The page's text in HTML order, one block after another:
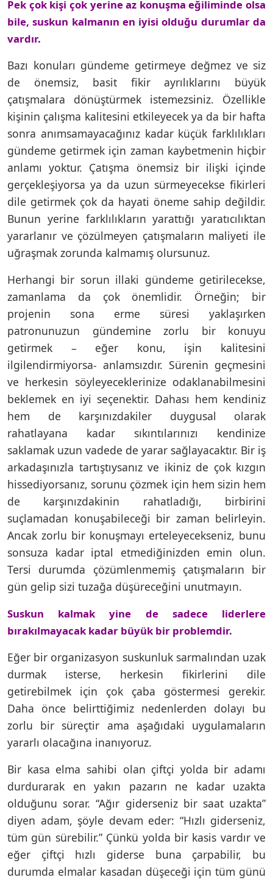
Pek çok kişi çok yerine az konuşma eğiliminde olsa
bile, suskun kalmanın en iyisi olduğu durumlar da
vardır.
Bazı konuları gündeme getirmeye değmez ve siz
de önemsiz, basit fikir ayrılıklarını büyük
çatışmalara dönüştürmek istemezsiniz. Özellikle
kişinin çalışma kalitesini etkileyecek ya da bir hafta
sonra anımsamayacağınız kadar küçük farklılıkları
gündeme getirmek için zaman kaybetmenin hiçbir
anlamı yoktur. Çatışma önemsiz bir ilişki içinde
gerçekleşiyorsa ya da uzun sürmeyecekse fikirleri
dile getirmek çok da hayati öneme sahip değildir.
Bunun yerine farklılıkların yarattığı yaratıcılıktan
yararlanır ve çözülmeyen çatışmaların maliyeti ile
uğraşmak zorunda kalmamış olursunuz.
Herhangi bir sorun illaki gündeme getirilecekse,
zamanlama da çok önemlidir. Örneğin; bir
projenin sona erme süresi yaklaşırken
patronunuzun gündemine zorlu bir konuyu
getirmek – eğer konu, işin kalitesini
ilgilendirmiyorsa- anlamsızdır. Sürenin geçmesini
ve herkesin söyleyeceklerinize odaklanabilmesini
beklemek en iyi seçenektir. Dahası hem kendiniz
hem de karşınızdakiler duygusal olarak
rahatlayana kadar sıkıntılarınızı kendinize
saklamak uzun vadede de yarar sağlayacaktır. Bir iş
arkadaşınızla tartıştıysanız ve ikiniz de çok kızgın
hissediyorsanız, sorunu çözmek için hem sizin hem
de karşınızdakinin rahatladığı, birbirini
suçlamadan konuşabileceği bir zaman belirleyin.
Ancak zorlu bir konuşmayı erteleyecekseniz, bunu
sonsuza kadar iptal etmediğinizden emin olun.
Tersi durumda çözümlenmemiş çatışmaların bir
gün gelip sizi tuzağa düşüreceğini unutmayın.
Suskun kalmak yine de sadece liderlere
bırakılmayacak kadar büyük bir problemdir.
Eğer bir organizasyon suskunluk sarmalından uzak
durmak isterse, herkesin fikirlerini dile
getirebilmek için çok çaba göstermesi gerekir.
Daha önce belirttiğimiz nedenlerden dolayı bu
zorlu bir süreçtir ama aşağıdaki uygulamaların
yararlı olacağına inanıyoruz.
Bir kasa elma sahibi olan çiftçi yolda bir adamı
durdurarak en yakın pazarın ne kadar uzakta
olduğunu sorar. “Ağır giderseniz bir saat uzakta”
diyen adam, şöyle devam eder: “Hızlı giderseniz,
tüm gün sürebilir.” Çünkü yolda bir kasis vardır ve
eğer çiftçi hızlı giderse buna çarpabilir, bu
durumda elmalar kasadan düşeceği için tüm günü